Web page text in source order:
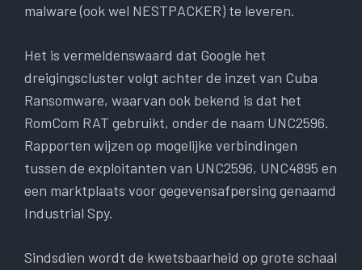
malware (ook wel NESTPACKER) te leveren.
Het is vermeldenswaard dat Google het
dreigingscluster volgt achter de inzet van Cuba
Ransomware, waarvan ook bekend is dat het
RomCom RAT gebruikt, onder de naam UNC2596.
Rapporten wijzen op mogelijke verbindingen
tussen de exploitanten van UNC2596, UNC4895 en
een marktplaats voor gegevensafpersing genaamd
Industrial Spy.
Sindsdien wordt de kwetsbaarheid op grote schaal